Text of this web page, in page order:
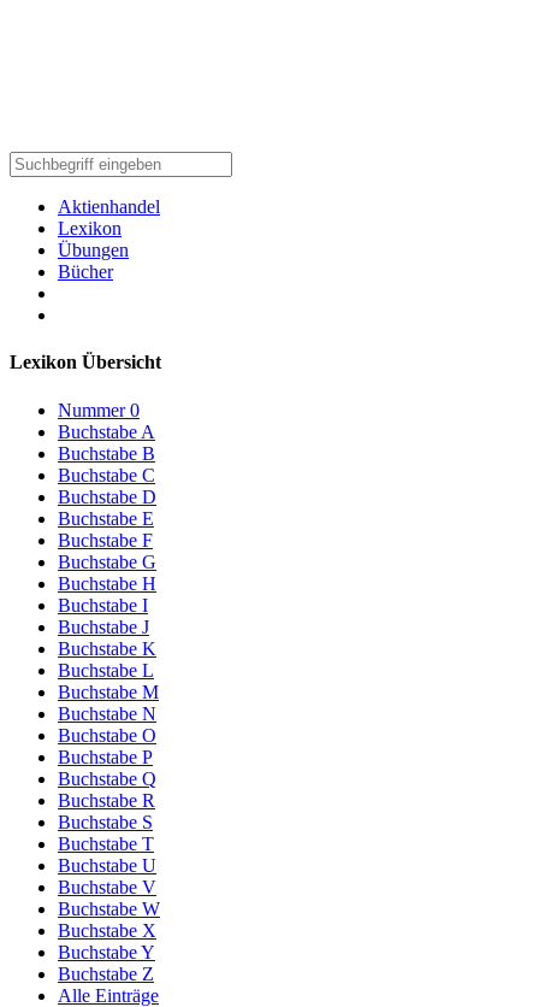
Aktienhandel
Lexikon
Übungen
Bücher
Lexikon Übersicht
Nummer 0
Buchstabe A
Buchstabe B
Buchstabe C
Buchstabe D
Buchstabe E
Buchstabe F
Buchstabe G
Buchstabe H
Buchstabe I
Buchstabe J
Buchstabe K
Buchstabe L
Buchstabe M
Buchstabe N
Buchstabe O
Buchstabe P
Buchstabe Q
Buchstabe R
Buchstabe S
Buchstabe T
Buchstabe U
Buchstabe V
Buchstabe W
Buchstabe X
Buchstabe Y
Buchstabe Z
Alle Einträge